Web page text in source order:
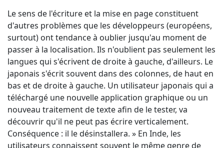
Le sens de l'écriture et la mise en page constituent
d'autres problèmes que les développeurs (européens,
surtout) ont tendance à oublier jusqu'au moment de
passer à la localisation. Ils n'oublient pas seulement les
langues qui s'écrivent de droite à gauche, d'ailleurs. Le
japonais s'écrit souvent dans des colonnes, de haut en
bas et de droite à gauche. Un utilisateur japonais qui a
téléchargé une nouvelle application graphique ou un
nouveau traitement de texte afin de le tester, va
découvrir qu'il ne peut pas écrire verticalement.
Conséquence : il le désinstallera. » En Inde, les
utilisateurs connaissent souvent le même genre de